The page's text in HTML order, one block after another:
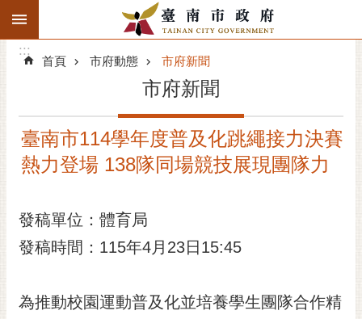
跳到主要內容區塊
搜
階
精彩府城
市府團隊
主題服務
市政資訊
:::
:::
首頁 市府動態 市府新聞
市府新聞
臺南市114學年度普及化跳繩接力決賽
熱力登場 138隊同場競技展現團隊力
發稿單位：體育局
發稿時間：115年4月23日15:45
為推動校園運動普及化並培養學生團隊合作精